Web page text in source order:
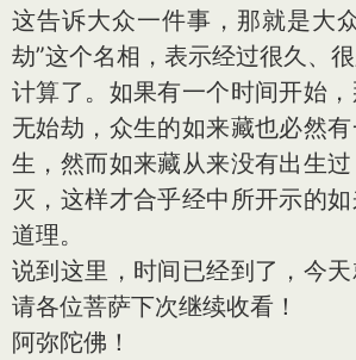
这告诉大众一件事，那就是大
劫”这个名相，表示经过很久、
计算了。如果有一个时间开始
无始劫，众生的如来藏也必然
生，然而如来藏从来没有出生
灭，这样才合乎经中所开示的
道理。
说到这里，时间已经到了，今
请各位菩萨下次继续收看！
阿弥陀佛！